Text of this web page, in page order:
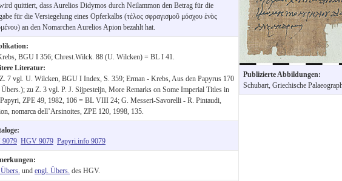
quittiert, dass Aurelios Didymos durch Neilammon den Betrag für die
für die Versiegelung eines Opferkalbs (τέλος σφραγισμοῦ μόσχου ἑνὸς
an den Nomarchen Aurelios Apion bezahlt hat.
BGU I 356; Chrest.Wilck. 88 (U. Wilcken) = BL I 41.
Literatur:
7 vgl. U. Wilcken, BGU I Index, S. 359; Erman - Krebs, Aus den Papyrus 170
zu Z. 3 vgl. P. J. Sijpesteijn, More Remarks on Some Imperial Titles in
ZPE 49, 1982, 106 = BL VIII 24; G. Messeri-Savorelli - R. Pintaudi,
nomarca dell’Arsinoites, ZPE 120, 1998, 135.
9079 HGV 9079 Papyri.info 9079
und engl. Übers. des HGV.
Publizierte Abbildungen:
Schubart, Griechische